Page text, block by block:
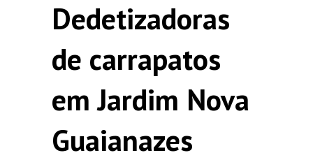
Dedetizadoras
de carrapatos
em Jardim Nova
Guaianazes